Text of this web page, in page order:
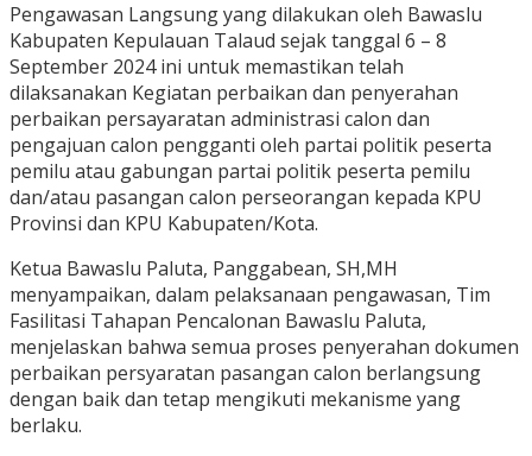
Pengawasan Langsung yang dilakukan oleh Bawaslu
Kabupaten Kepulauan Talaud sejak tanggal 6 – 8
September 2024 ini untuk memastikan telah
dilaksanakan Kegiatan perbaikan dan penyerahan
perbaikan persayaratan administrasi calon dan
pengajuan calon pengganti oleh partai politik peserta
pemilu atau gabungan partai politik peserta pemilu
dan/atau pasangan calon perseorangan kepada KPU
Provinsi dan KPU Kabupaten/Kota.
Ketua Bawaslu Paluta, Panggabean, SH,MH
menyampaikan, dalam pelaksanaan pengawasan, Tim
Fasilitasi Tahapan Pencalonan Bawaslu Paluta,
menjelaskan bahwa semua proses penyerahan dokumen
perbaikan persyaratan pasangan calon berlangsung
dengan baik dan tetap mengikuti mekanisme yang
berlaku.